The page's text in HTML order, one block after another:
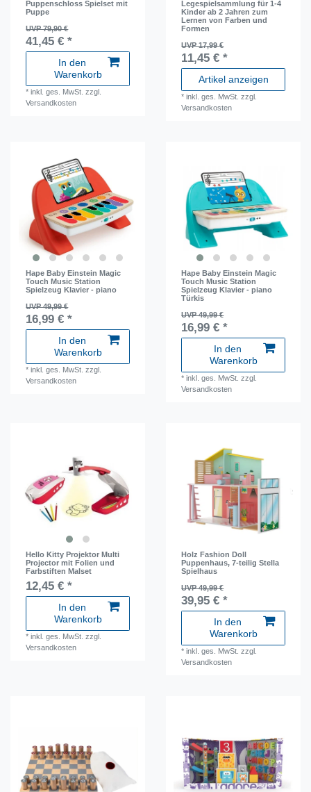
Puppenschloss Spielset mit
Puppe
UVP 79,90 €
41,45 € *
In den
Warenkorb
*inkl. ges. MwSt. zzgl.
Versandkosten
Legespielsammlung für 1-4
Kinder ab 2 Jahren zum
Lernen von Farben und
Formen
UVP 17,99 €
11,45 € *
Artikel anzeigen
*inkl. ges. MwSt. zzgl.
Versandkosten
Hape Baby Einstein Magic
Touch Music Station
Spielzeug Klavier - piano
UVP 49,99 €
16,99 € *
In den
Warenkorb
*inkl. ges. MwSt. zzgl.
Versandkosten
Hape Baby Einstein Magic
Touch Music Station
Spielzeug Klavier - piano
Türkis
UVP 49,99 €
16,99 € *
In den
Warenkorb
*inkl. ges. MwSt. zzgl.
Versandkosten
Hello Kitty Projektor Multi
Projector mit Folien und
Farbstiften Malset
12,45 € *
In den
Warenkorb
*inkl. ges. MwSt. zzgl.
Versandkosten
Holz Fashion Doll
Puppenhaus, 7-teilig Stella
Spielhaus
UVP 49,99 €
39,95 € *
In den
Warenkorb
*inkl. ges. MwSt. zzgl.
Versandkosten